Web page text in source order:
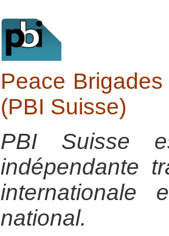
Peace
(PBI Suisse)
PBI Suisse
indépendante
internationale
national.